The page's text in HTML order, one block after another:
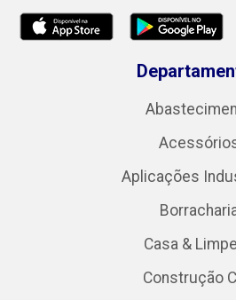
Aplicações
Casa &
Construção